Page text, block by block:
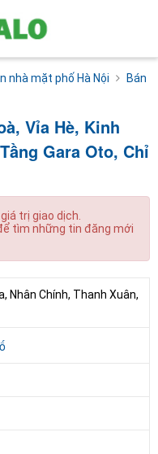
nhà mặt phố Hà Nội
Bán
Vỉa Hè, Kinh
Gara Oto, Chỉ
trị giao dịch.
tìm những tin đăng mới
Nhân Chính, Thanh Xuân,